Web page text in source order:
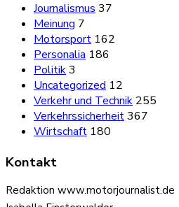
Journalismus 37
Meinung 7
Motorsport 162
Personalia 186
Politik3
Uncategorized 12
Verkehr und Technik 255
Verkehrssicherheit367
Wirtschaft 180
Kontakt
Redaktion www.motorjournalist.de